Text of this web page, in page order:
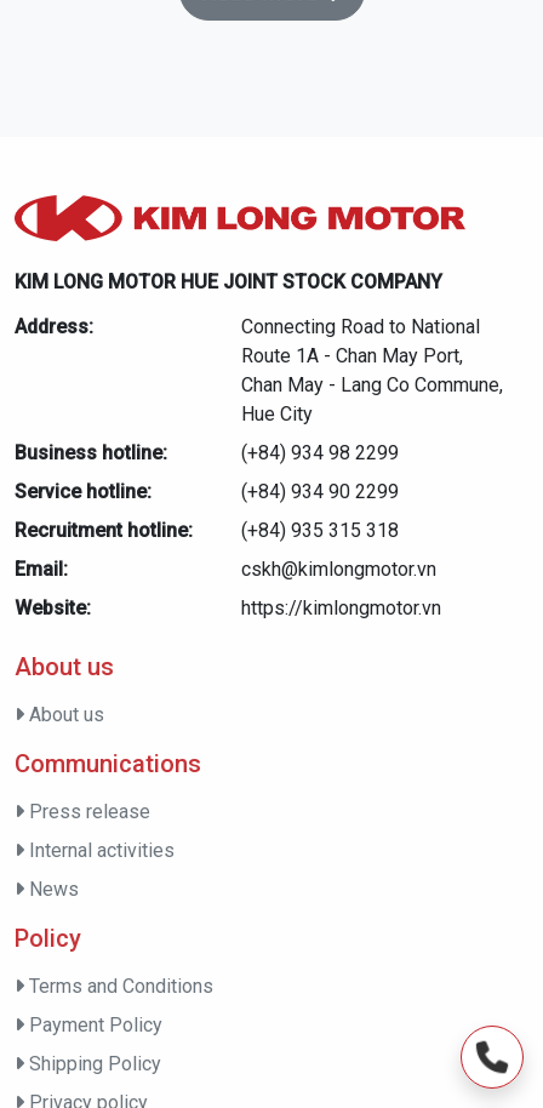
KIM LONG MOTOR HUE JOINT STOCK COMPANY
Address:
Connecting Road to National
Route 1A - Chan May Port,
Chan May - Lang Co Commune,
Hue City
Business hotline:
(+84) 934 98 2299
Service hotline:
(+84) 934 90 2299
Recruitment hotline:
(+84) 935 315 318
Email:
cskh@kimlongmotor.vn
Website:
https://kimlongmotor.vn
About us
About us
Communications
Press release
Internal activities
News
Policy
Terms and Conditions
Payment Policy
Shipping Policy
Privacy policy